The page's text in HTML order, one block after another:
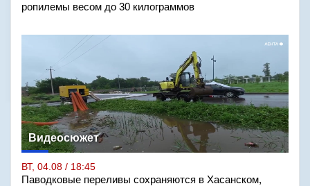
ропилемы весом до 30 килограммов
Видеосюжет
ВТ, 04.08 / 18:45
Паводковые переливы сохраняются в Хасанском,